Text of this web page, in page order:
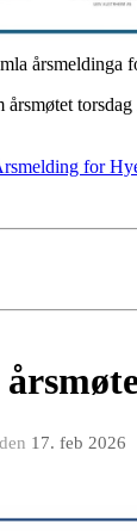
årsmeldinga
årsmøtet
for
den 17. feb 2026